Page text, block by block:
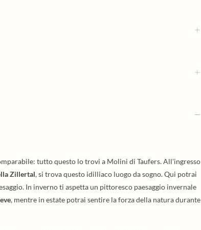
tutto questo lo trovi a Molini di Taufers. All'ingresso
Zillertal, si trova questo idilliaco luogo da sogno. Qui potrai
In inverno ti aspetta un pittoresco paesaggio invernale
, mentre in estate potrai sentire la forza della natura durante